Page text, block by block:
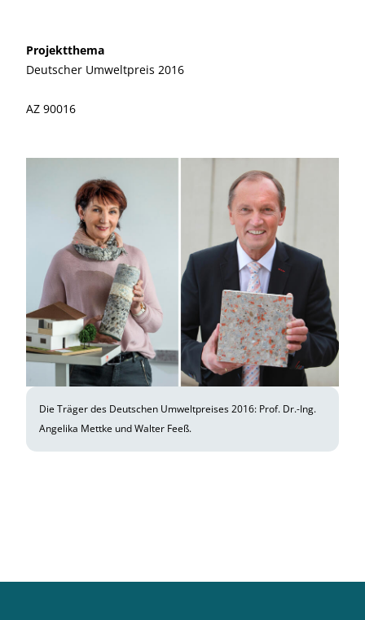
Projektthema
Deutscher Umweltpreis 2016
AZ 90016
Die Träger des Deutschen Umweltpreises 2016: Prof. Dr.-Ing.
Angelika Mettke und Walter Feeß.